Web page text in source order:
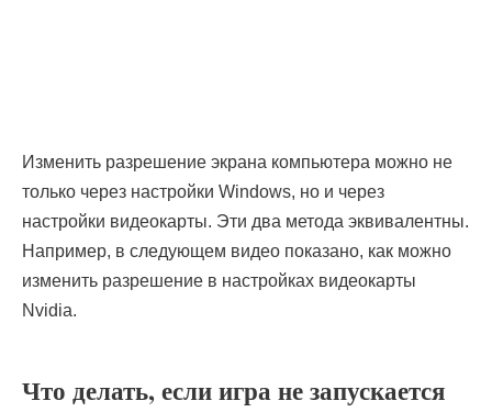
Изменить разрешение экрана компьютера можно не
только через настройки Windows, но и через
настройки видеокарты. Эти два метода эквивалентны.
Например, в следующем видео показано, как можно
изменить разрешение в настройках видеокарты
Nvidia.
Что делать, если игра не запускается